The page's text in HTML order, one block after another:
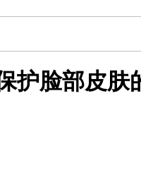
护脸部皮肤